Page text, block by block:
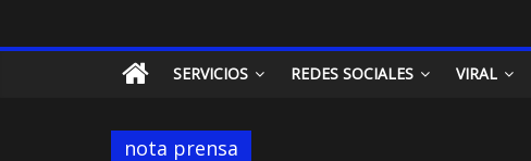
SERVICIOS REDES SOCIALES VIRAL
nota prensa